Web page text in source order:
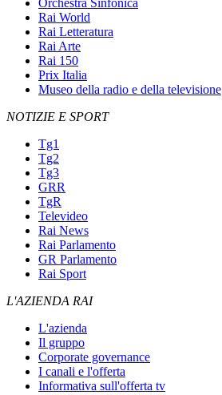
Orchestra Sinfonica
Rai World
Rai Letteratura
Rai Arte
Rai 150
Prix Italia
Museo della radio e della televisione
NOTIZIE E SPORT
Tg1
Tg2
Tg3
GRR
TgR
Televideo
Rai News
Rai Parlamento
GR Parlamento
Rai Sport
L'AZIENDA RAI
L'azienda
Il gruppo
Corporate governance
I canali e l'offerta
Informativa sull'offerta tv